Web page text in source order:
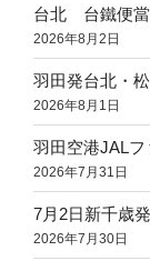
台北 台鐵便當
2026年8月2日
羽田発台北・
2026年8月1日
羽田空港JAL
2026年7月31日
7月2日新千歳
2026年7月30日